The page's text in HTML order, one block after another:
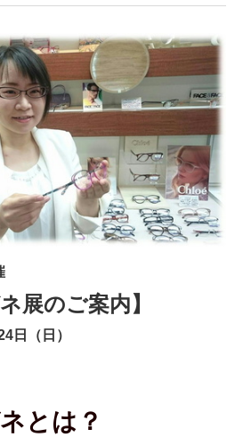
展のご案内】
日（日）
とは？